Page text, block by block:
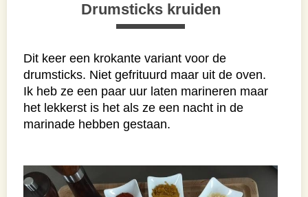
Drumsticks kruiden
Dit keer een krokante variant voor de
drumsticks. Niet gefrituurd maar uit de oven.
Ik heb ze een paar uur laten marineren maar
het lekkerst is het als ze een nacht in de
marinade hebben gestaan.